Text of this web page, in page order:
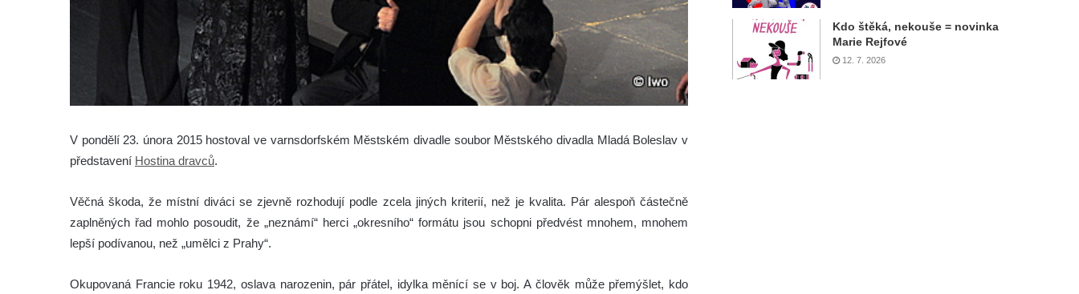
V pondělí 23. února 2015 hostoval ve varnsdorfském Městském divadle soubor Městského divadla Mladá Boleslav v
představení Hostina dravců.
Věčná škoda, že místní diváci se zjevně rozhodují podle zcela jiných kriterií, než je kvalita. Pár alespoň částečně
zaplněných řad mohlo posoudit, že „neznámí“ herci „okresního“ formátu jsou schopni předvést mnohem, mnohem
lepší podívanou, než „umělci z Prahy“.
Okupovaná Francie roku 1942, oslava narozenin, pár přátel, idylka měnící se v boj. A člověk může přemýšlet, kdo
Kdo štěká, nekouše = novinka
Marie Rejfové
12. 7. 2026